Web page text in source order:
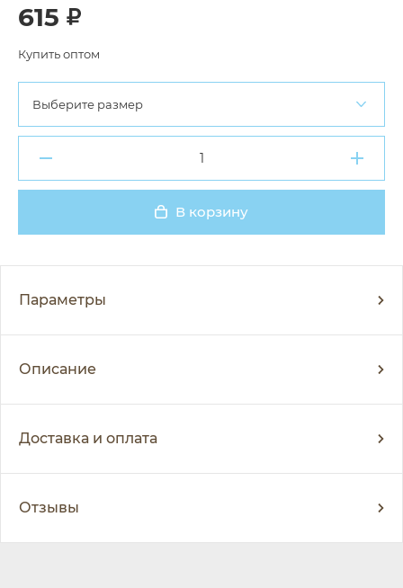
615
Купить оптом
Выберите размер
В корзину
Параметры
Описание
Доставка и оплата
Отзывы